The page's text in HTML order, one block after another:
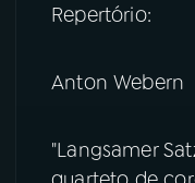
Repertório:
Anton Webern
"Langsamer